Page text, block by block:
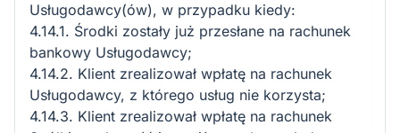
Usługodawcy(ów), w przypadku kiedy:
4.14.1. Środki zostały już przesłane na rachunek
bankowy Usługodawcy;
4.14.2. Klient zrealizował wpłatę na rachunek
Usługodawcy, z którego usług nie korzysta;
4.14.3. Klient zrealizował wpłatę na rachunek